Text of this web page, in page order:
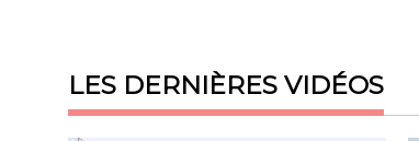
LES DERNIÈRES VIDÉOS